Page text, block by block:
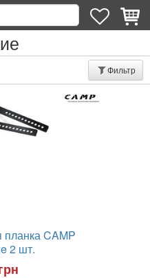
Фильтр
CAMP
2 шт.